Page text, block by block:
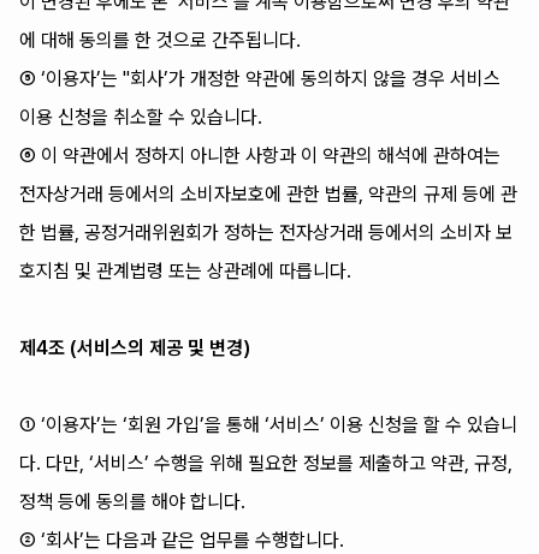
에 대해 동의를 한 것으로 간주됩니다.
⑤ ‘이용자’는 "회사’가 개정한 약관에 동의하지 않을 경우 서비스
이용 신청을 취소할 수 있습니다.
⑥ 이 약관에서 정하지 아니한 사항과 이 약관의 해석에 관하여는
전자상거래 등에서의 소비자보호에 관한 법률, 약관의 규제 등에 관
한 법률, 공정거래위원회가 정하는 전자상거래 등에서의 소비자 보
호지침 및 관계법령 또는 상관례에 따릅니다.
제4조 (서비스의 제공 및 변경)
① ‘이용자’는 ‘회원 가입’을 통해 ‘서비스’ 이용 신청을 할 수 있습니
다. 다만, ‘서비스’ 수행을 위해 필요한 정보를 제출하고 약관, 규정,
정책 등에 동의를 해야 합니다.
② ‘회사’는 다음과 같은 업무를 수행합니다.